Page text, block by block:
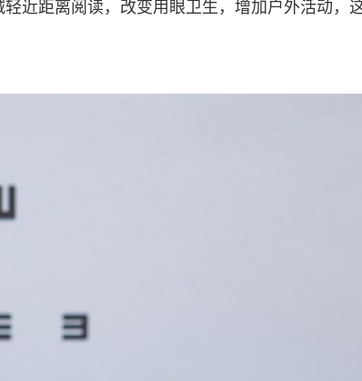
近距离阅读，改变用眼卫生，增加户外活动，